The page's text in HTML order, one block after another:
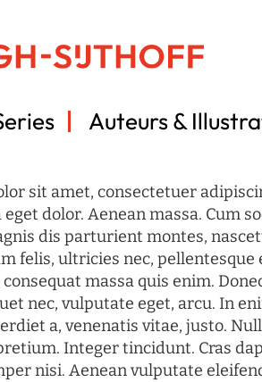
Auteurs &
sit amet, consectetuer
dolor. Aenean massa. Cum
dis parturient montes,
felis, ultricies nec,
massa quis enim.
nec, vulputate eget, arcu. In
a, venenatis vitae, justo.
Integer tincidunt. Cras
nisi. Aenean vulputate